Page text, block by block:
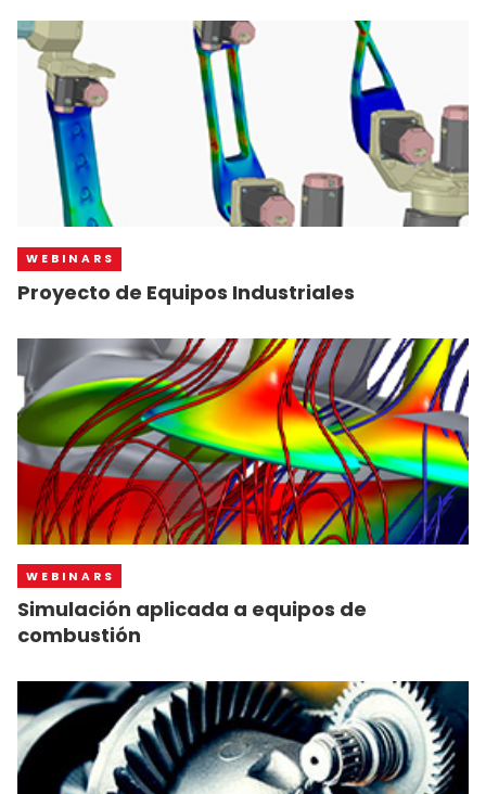
WEBINARS
Proyecto de Equipos Industriales
WEBINARS
Simulación aplicada a equipos de
combustión